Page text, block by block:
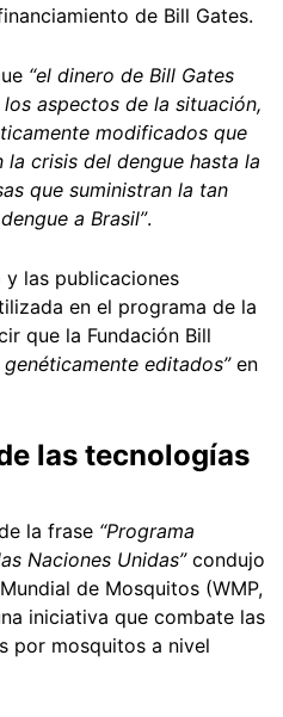
de Bill Gates.
“el dinero de Bill Gates
aspectos de la situación,
modificados que
crisis del dengue hasta la
que suministran la tan
a Brasil”.
las publicaciones
en el programa de la
que la Fundación Bill
genéticamente editados”en
las tecnologías
la frase “Programa
Naciones Unidas”condujo
de Mosquitos (WMP,
iniciativa que combate las
por mosquitos a nivel